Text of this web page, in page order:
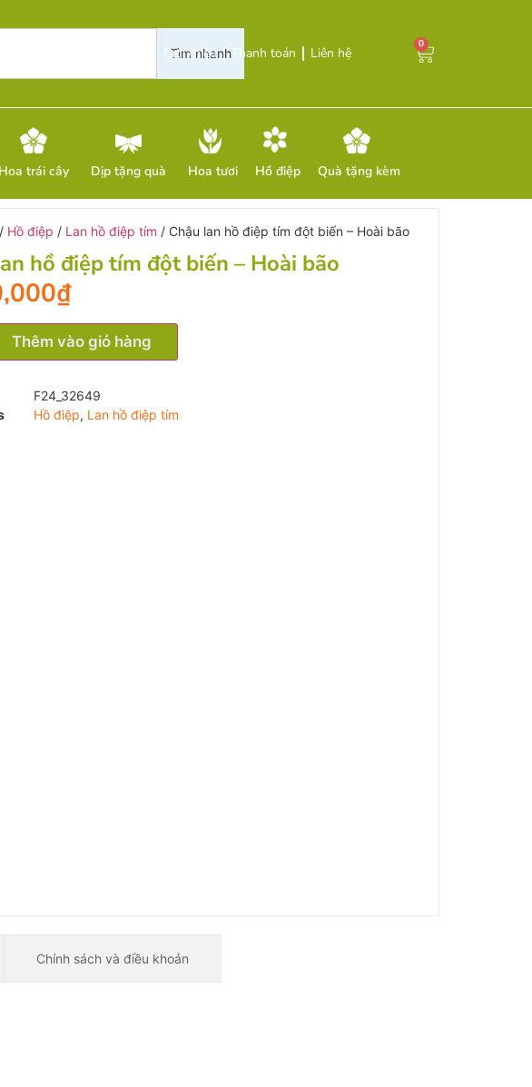
Tìm nhanh
Giới thiệu Thanh toán Liên hệ
0
Hoa trái cây Dịp tặng quà Hoa tươi Hồ điệp Quà tặng kèm
/ Hồ điệp / Lan hồ điệp tím / Chậu lan hồ điệp tím đột biến – Hoài bão
hồ điệp tím đột biến – Hoài bão
₫
Thêm vào giỏ hàng
F24_32649
Hồ điệp, Lan hồ điệp tím
Chính sách và điều khoản